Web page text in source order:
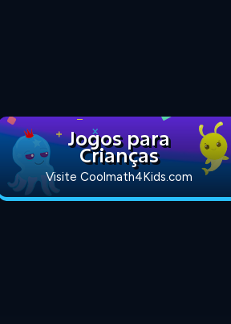
Jogos para
Crianças
Visite Coolmath4Kids.com